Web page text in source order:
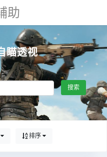
助
瞄透视
搜索
排序